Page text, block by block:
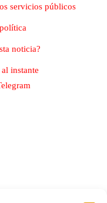
servicios públicos
noticia?
instante